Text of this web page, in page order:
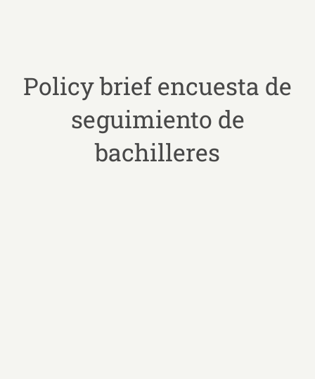
Policy brief encuesta de
seguimiento de
bachilleres